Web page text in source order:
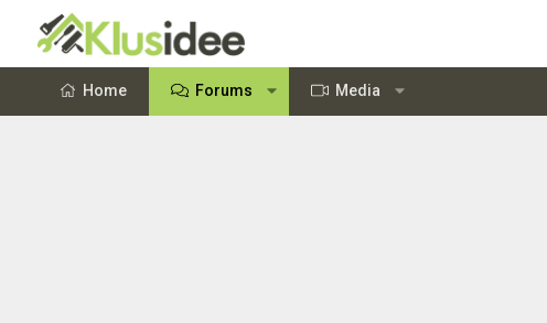
Home Forums Media